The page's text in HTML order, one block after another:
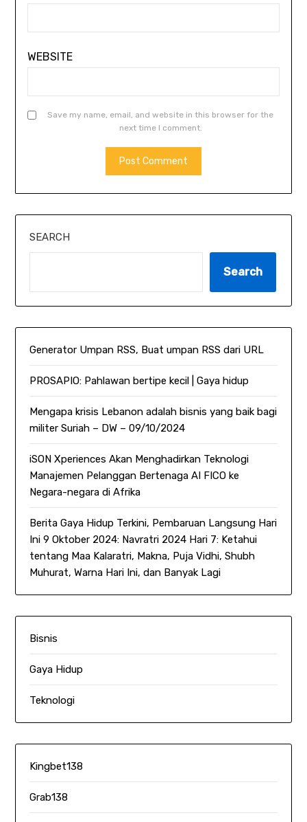
WEBSITE
Save my name, email, and website in this browser for the
next time I comment.
SEARCH
Search
Generator Umpan RSS, Buat umpan RSS dari URL
PROSAPIO: Pahlawan bertipe kecil | Gaya hidup
Mengapa krisis Lebanon adalah bisnis yang baik bagi
militer Suriah – DW – 09/10/2024
iSON Xperiences Akan Menghadirkan Teknologi
Manajemen Pelanggan Bertenaga AI FICO ke
Negara-negara di Afrika
Berita Gaya Hidup Terkini, Pembaruan Langsung Hari
Ini 9 Oktober 2024: Navratri 2024 Hari 7: Ketahui
tentang Maa Kalaratri, Makna, Puja Vidhi, Shubh
Muhurat, Warna Hari Ini, dan Banyak Lagi
Bisnis
Gaya Hidup
Teknologi
Kingbet138
Grab138